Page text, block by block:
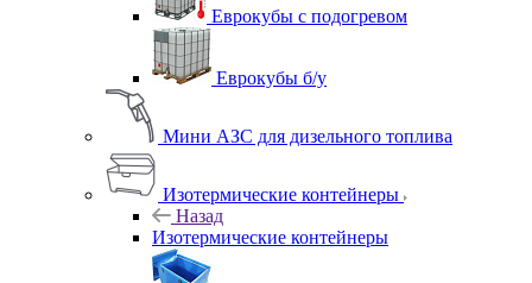
Еврокубы с подогревом
Еврокубы б/у
Мини АЗС для дизельного топлива
Изотермические контейнеры
Назад
Изотермические контейнеры